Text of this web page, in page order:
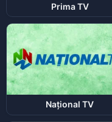
Prima TV
Național TV